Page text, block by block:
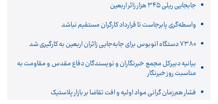
جابجایی ریلی ۳۴۵ هزار زائر اربعین
واسطه‌گری پابرجاست تا قرارداد کارگران مستقیم نباشد
۷۳۸۰ دستگاه اتوبوس برای جابه‌جایی زائران اربعین به‌ کارگیری شد
بیانیه دبیرکل مجمع خبرنگاران و نویسندگان دفاع مقدس و مقاومت به
مناسبت روز خبرنگار
فشار هم‌زمان گرانی مواد اولیه و افت تقاضا بر بازار پلاستیک